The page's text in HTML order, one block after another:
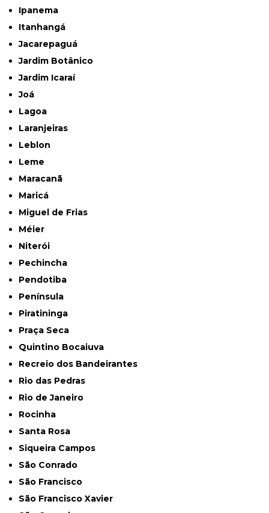
Ipanema
Itanhangá
Jacarepaguá
Jardim Botânico
Jardim Icaraí
Joá
Lagoa
Laranjeiras
Leblon
Leme
Maracanã
Maricá
Miguel de Frias
Méier
Niterói
Pechincha
Pendotiba
Península
Piratininga
Praça Seca
Quintino Bocaiuva
Recreio dos Bandeirantes
Rio das Pedras
Rio de Janeiro
Rocinha
Santa Rosa
Siqueira Campos
São Conrado
São Francisco
São Francisco Xavier